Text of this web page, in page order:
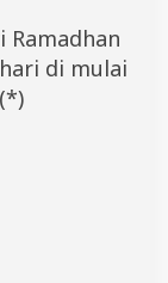
di mulai